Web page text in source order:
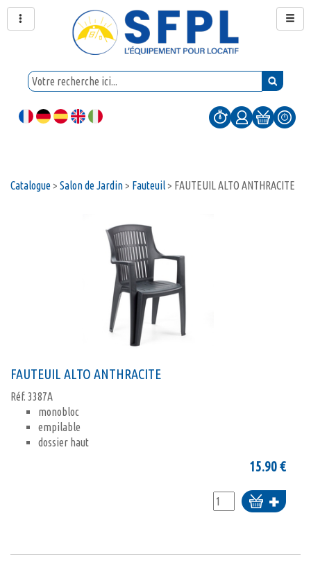
Catalogue> Salon de Jardin> Fauteuil> FAUTEUIL ALTO ANTHRACITE
FAUTEUIL ALTO ANTHRACITE
Réf. 3387A
monobloc
empilable
dossier haut
15.90€
Ajouter
au